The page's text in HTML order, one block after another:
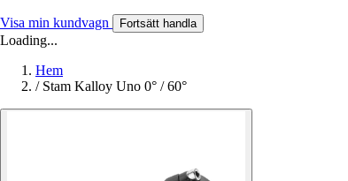
Visa min kundvagn Fortsätt handla
Loading...
Hem
/ Stam Kalloy Uno 0° / 60°